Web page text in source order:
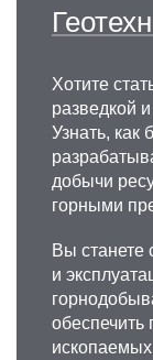
Хотите
разведкой
Узнать, как
добычи
горными
Вы станете
и